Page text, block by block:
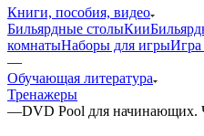
Книги, пособия, видео
Бильярдные столыКии
комнатыНаборы для игрыИгра
—
Обучающая литература
Тренажеры
—DVD Pool для начинающих.